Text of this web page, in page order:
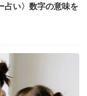
占い〉数字の意味を